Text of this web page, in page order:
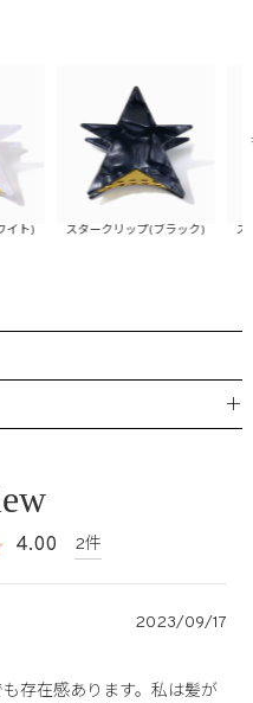
ト) スタークリップ(ブラック) ス
＋
4.00 2
2023/09/17
存在感あります。私は髪が